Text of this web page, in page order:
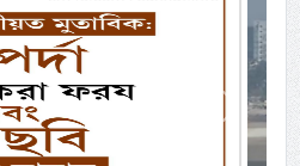
Next